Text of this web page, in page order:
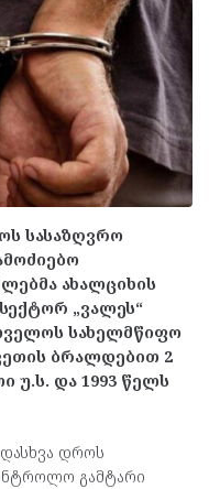
სასაზღვრო
ახალციხის
„ვალეს“
სახელმწიფო
ბრალდებით 2
უ.ს. და 1993 წელს
დროს
გამტარი